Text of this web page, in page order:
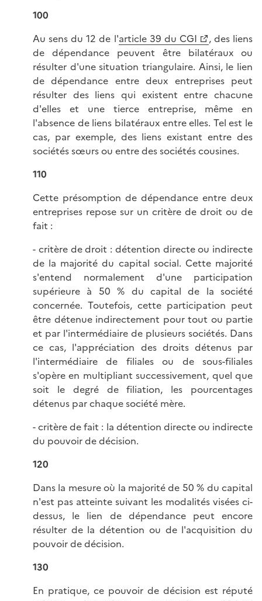
100
Au sens du 12 de l'article 39 du CGI
, des liens
de dépendance peuvent être bilatéraux ou
résulter d'une situation triangulaire. Ainsi, le lien
de dépendance entre deux entreprises peut
résulter des liens qui existent entre chacune
d'elles et une tierce entreprise, même en
l'absence de liens bilatéraux entre elles. Tel est le
cas, par exemple, des liens existant entre des
sociétés sœurs ou entre des sociétés cousines.
110
Cette présomption de dépendance entre deux
entreprises repose sur un critère de droit ou de
fait :
- critère de droit : détention directe ou indirecte
de la majorité du capital social. Cette majorité
s'entend normalement d'une participation
supérieure à 50 % du capital de la société
concernée. Toutefois, cette participation peut
être détenue indirectement pour tout ou partie
et par l'intermédiaire de plusieurs sociétés. Dans
ce cas, l'appréciation des droits détenus par
l'intermédiaire de filiales ou de sous-filiales
s'opère en multipliant successivement, quel que
soit le degré de filiation, les pourcentages
détenus par chaque société mère.
- critère de fait : la détention directe ou indirecte
du pouvoir de décision.
120
Dans la mesure où la majorité de 50 % du capital
n'est pas atteinte suivant les modalités visées ci-
dessus, le lien de dépendance peut encore
résulter de la détention ou de l'acquisition du
pouvoir de décision.
130
En pratique, ce pouvoir de décision est réputé